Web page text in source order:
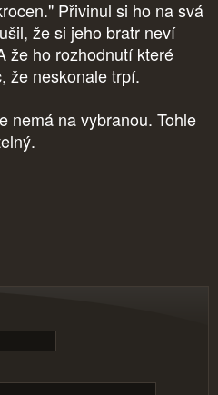
Přivinul si ho na svá
že si jeho bratr neví
že ho rozhodnutí které
že neskonale trpí.
nemá na vybranou. Tohle